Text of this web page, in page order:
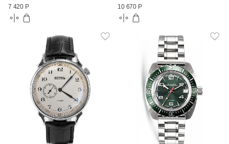
7 420 Р
10 670 Р